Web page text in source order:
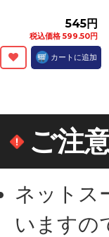
545円
税込価格 599.50円
カートに追加
ご注
ネットス
いますの